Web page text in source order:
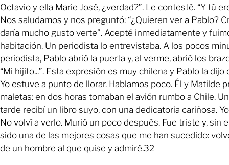
Octavio y ella Marie José, ¿verdad?”. Le contesté. “Y tú
Nos saludamos y nos preguntó: “¿Quieren ver a Pablo?
daría mucho gusto verte”. Acepté inmediatamente y
habitación. Un periodista lo entrevistaba. A los pocos
periodista, Pablo abrió la puerta y, al verme, abrió los
“Mi hijito...”. Esta expresión es muy chilena y Pablo la dijo
Yo estuve a punto de llorar. Hablamos poco. Él y Matilde
maletas: en dos horas tomaban el avión rumbo a Chile.
tarde recibí un libro suyo, con una dedicatoria cariñosa.
No volví a verlo. Murió un poco después. Fue triste y, sin
sido una de las mejores cosas que me han sucedido:
de un hombre al que quise y admiré.32